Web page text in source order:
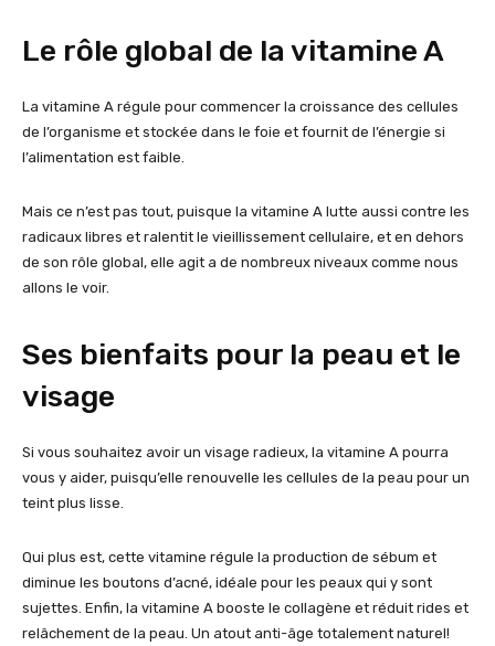
Le rôle global de la vitamine A
La vitamine A régule pour commencer la croissance des cellules
de l’organisme et stockée dans le foie et fournit de l’énergie si
l’alimentation est faible.
Mais ce n’est pas tout, puisque la vitamine A lutte aussi contre les
radicaux libres et ralentit le vieillissement cellulaire, et en dehors
de son rôle global, elle agit a de nombreux niveaux comme nous
allons le voir.
Ses bienfaits pour la peau et le
visage
Si vous souhaitez avoir un visage radieux, la vitamine A pourra
vous y aider, puisqu’elle renouvelle les cellules de la peau pour un
teint plus lisse.
Qui plus est, cette vitamine régule la production de sébum et
diminue les boutons d’acné, idéale pour les peaux qui y sont
sujettes. Enfin, la vitamine A booste le collagène et réduit rides et
relâchement de la peau. Un atout anti-âge totalement naturel!